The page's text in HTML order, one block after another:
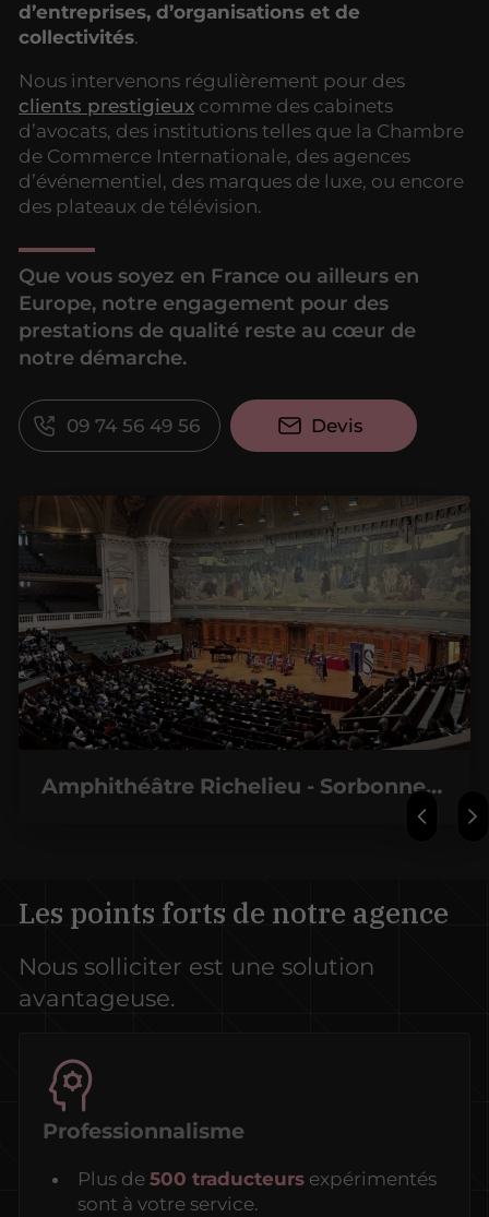
d’entreprises, d’organisations et de
collectivités.
Nous intervenons régulièrement pour des
clients prestigieux comme des cabinets
d’avocats, des institutions telles que la Chambre
de Commerce Internationale, des agences
d’événementiel, des marques de luxe, ou encore
des plateaux de télévision.
Que vous soyez en France ou ailleurs en
Europe, notre engagement pour des
prestations de qualité reste au cœur de
notre démarche.
09 74 56 49 56 Devis
Amphithéâtre Richelieu - Sorbonne
Les points forts de notre agence
Nous solliciter est une solution
avantageuse.
Professionnalisme
Plus de 500 traducteursexpérimentés
sont à votre service.